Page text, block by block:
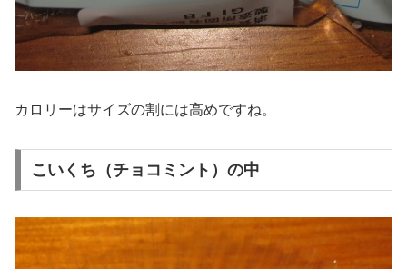
カロリーはサイズの割には高めですね。
こいくち（チョコミント）の中